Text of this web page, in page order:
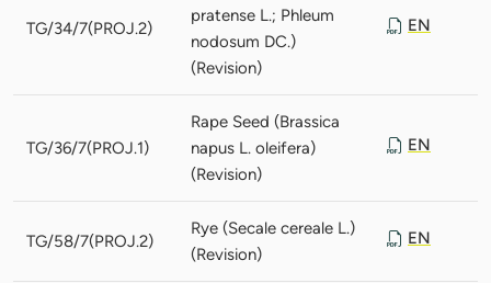
TG/34/7(PROJ.2)
pratense L.; Phleum
nodosum DC.)
(Revision)
EN
TG/36/7(PROJ.1)
Rape Seed (Brassica
napus L. oleifera)
(Revision)
EN
TG/58/7(PROJ.2)
Rye (Secale cereale L.)
(Revision)
EN